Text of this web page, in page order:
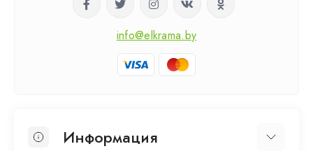
info@elkrama.by
Информация